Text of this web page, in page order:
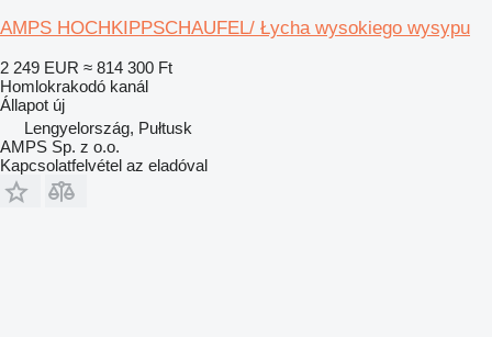
AMPS HOCHKIPPSCHAUFEL/ Łycha wysokiego wysypu
2 249 EUR ≈ 814 300 Ft
Homlokrakodó kanál
Állapot új
Lengyelország, Pułtusk
AMPS Sp. z o.o.
Kapcsolatfelvétel az eladóval